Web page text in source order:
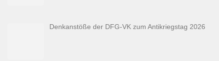
Denkanstöße der DFG-VK zum Antikriegstag 2026